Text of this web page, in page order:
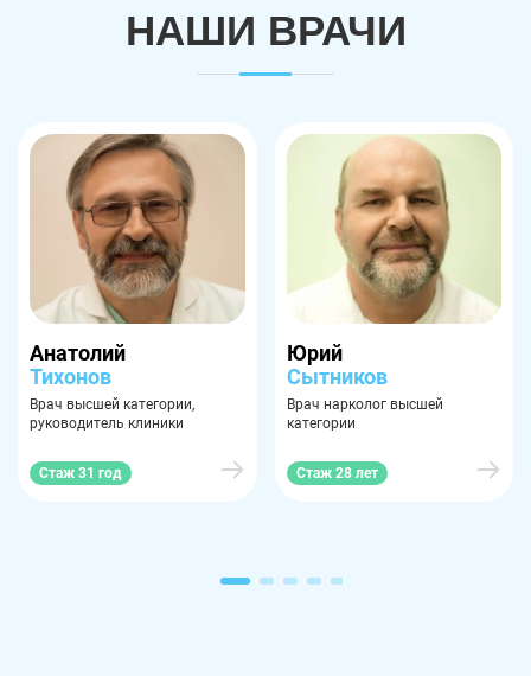
НАШИ ВРАЧИ
Анатолий
Тихонов
Врач высшей категории,
руководитель клиники
Стаж 31 год
Юрий
Сытников
Врач нарколог высшей
категории
Стаж 28 лет